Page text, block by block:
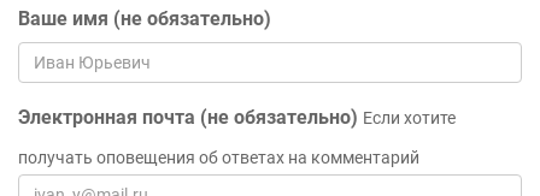
Ваше имя (не обязательно)
Электронная почта (не обязательно) Если хотите
получать оповещения об ответах на комментарий